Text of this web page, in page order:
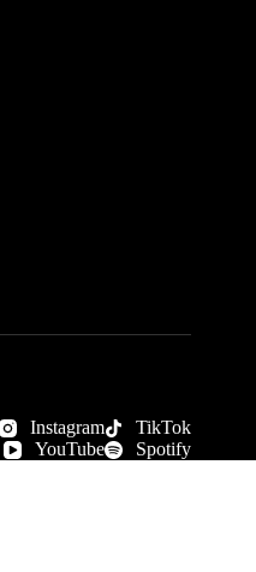
Instagram
TikTok
YouTube
Spotify